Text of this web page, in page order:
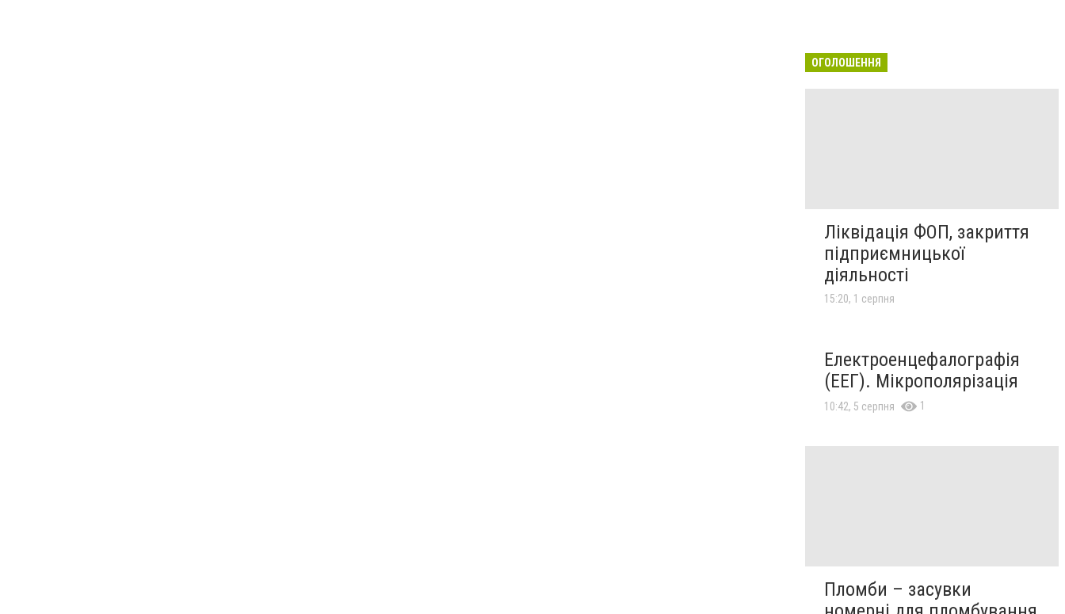
ОГОЛОШЕННЯ
Ліквідація ФОП, закриття
підприємницької
діяльності
15:20, 1 серпня
Електроенцефалографія
(ЕЕГ). Мікрополярізація
10:42, 5 серпня 1
Пломби – засувки